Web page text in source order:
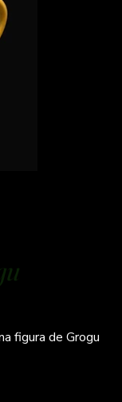
figura de Grogu